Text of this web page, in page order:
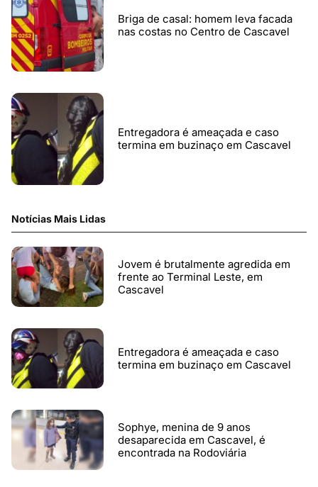
Briga de casal: homem leva facada
nas costas no Centro de Cascavel
Entregadora é ameaçada e caso
termina em buzinaço em Cascavel
Notícias Mais Lidas
Jovem é brutalmente agredida em
frente ao Terminal Leste, em
Cascavel
Entregadora é ameaçada e caso
termina em buzinaço em Cascavel
Sophye, menina de 9 anos
desaparecida em Cascavel, é
encontrada na Rodoviária